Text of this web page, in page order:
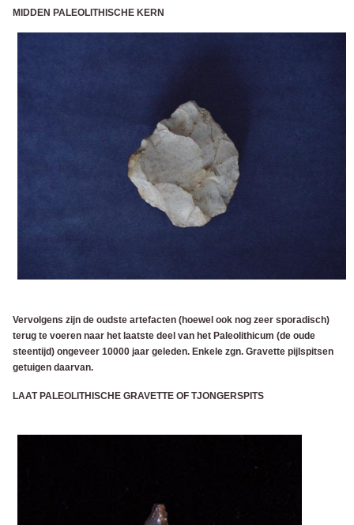
MIDDEN PALEOLITHISCHE KERN
Vervolgens zijn de oudste artefacten (hoewel ook nog zeer sporadisch)
terug te voeren naar het laatste deel van het Paleolithicum (de oude
steentijd) ongeveer 10000 jaar geleden. Enkele zgn. Gravette pijlspitsen
getuigen daarvan.
LAAT PALEOLITHISCHE GRAVETTE OF TJONGERSPITS